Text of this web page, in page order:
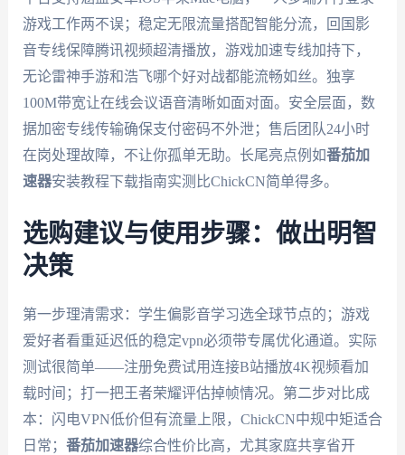
游戏工作两不误；稳定无限流量搭配智能分流，回国影
音专线保障腾讯视频超清播放，游戏加速专线加持下，
无论雷神手游和浩飞哪个好对战都能流畅如丝。独享
100M带宽让在线会议语音清晰如面对面。安全层面，数
据加密专线传输确保支付密码不外泄；售后团队24小时
在岗处理故障，不让你孤单无助。长尾亮点例如番茄加
速器安装教程下载指南实测比ChickCN简单得多。
选购建议与使用步骤：做出明智
决策
第一步理清需求：学生偏影音学习选全球节点的；游戏
爱好者看重延迟低的稳定vpn必须带专属优化通道。实际
测试很简单——注册免费试用连接B站播放4K视频看加
载时间；打一把王者荣耀评估掉帧情况。第二步对比成
本：闪电VPN低价但有流量上限，ChickCN中规中矩适合
日常； 番茄加速器综合性价比高，尤其家庭共享省开